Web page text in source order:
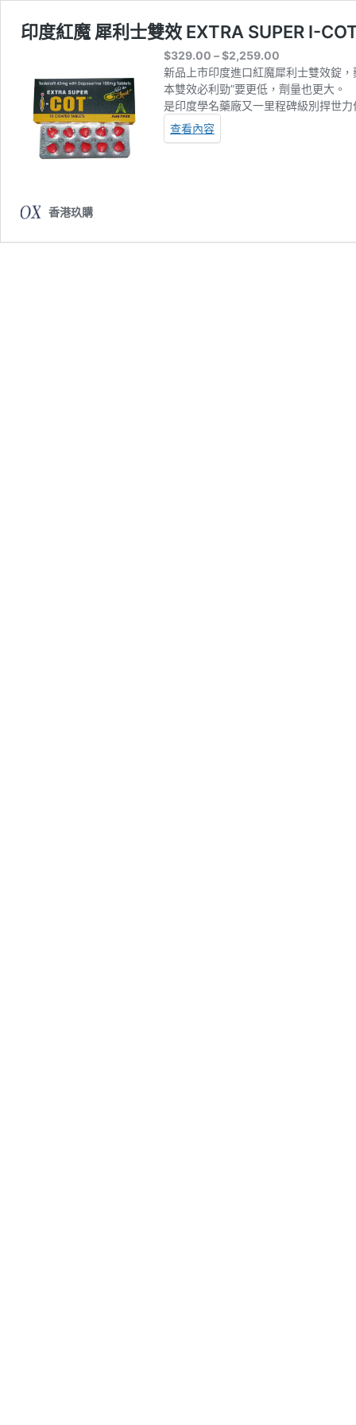
印度紅魔 犀利士雙效 EXTRA SUPER I-
$329.00 –$2,259.00
range:
$329.00
through
新品上市印度進口紅魔犀利士雙效錠
本雙效必利勁”要更低，劑量也更大。
是印度學名藥廠又一里程碑級別捍世
查看內容
香港玖購